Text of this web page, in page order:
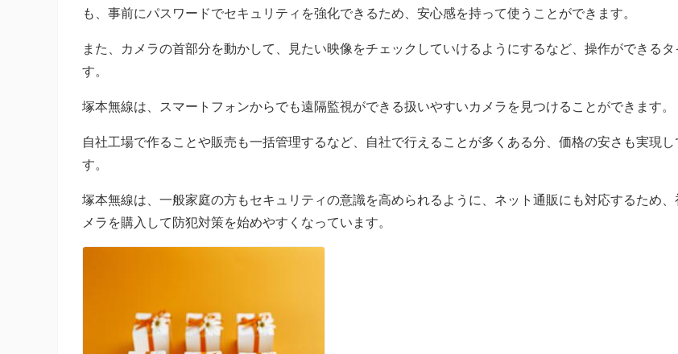
も、事前にパスワードでセキュリティを強化できるため、安心感を持って使うことができます。
また、カメラの首部分を動かして、見たい映像をチェックしていけるようにするなど、操作ができるタ
す。
塚本無線は、スマートフォンからでも遠隔監視ができる扱いやすいカメラを見つけることができます。
自社工場で作ることや販売も一括管理するなど、自社で行えることが多くある分、価格の安さも実現し
す。
塚本無線は、一般家庭の方もセキュリティの意識を高められるように、ネット通販にも対応するため
メラを購入して防犯対策を始めやすくなっています。